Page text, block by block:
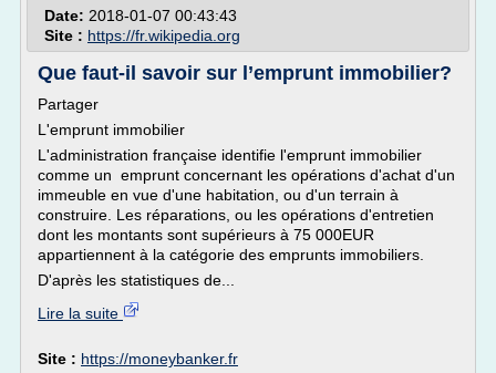
Date: 2018-01-07 00:43:43
Site : https://fr.wikipedia.org
Que faut-il savoir sur l’emprunt immobilier?
Partager
L'emprunt immobilier
L'administration française identifie l'emprunt immobilier
comme un emprunt concernant les opérations d'achat d'un
immeuble en vue d'une habitation, ou d'un terrain à
construire. Les réparations, ou les opérations d'entretien
dont les montants sont supérieurs à 75 000EUR
appartiennent à la catégorie des emprunts immobiliers.
D'après les statistiques de...
Lire la suite
Site : https://moneybanker.fr